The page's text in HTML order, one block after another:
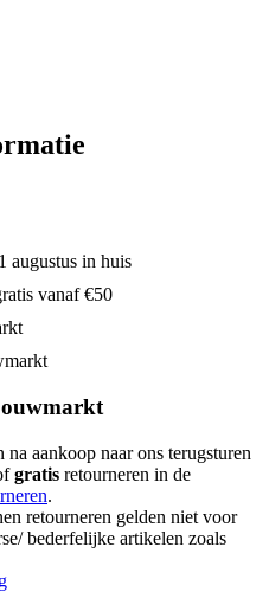
augustus in huis
vanaf €50
aankoop naar ons terugsturen
gratis retourneren in de
.
retourneren gelden niet voor
bederfelijke artikelen zoals